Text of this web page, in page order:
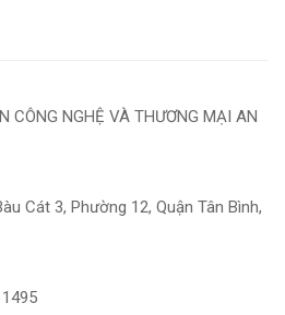
CÔNG NGHỆ VÀ THƯƠNG MẠI AN
Cát 3, Phường 12, Quận Tân Bình,